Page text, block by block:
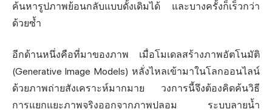
ค้นหารูปภาพย้อนกลับแบบดั้งเดิมได้ และบางครั้งก็เร็วกว่า
ด้วยซ้ำ
อีกด้านหนึ่งคือที่มาของภาพ เมื่อโมเดลสร้างภาพอัตโนมัติ
(Generative Image Models) หลั่งไหลเข้ามาในโลกออนไลน์
ด้วยภาพถ่ายสังเคราะห์มากมาย วงการนี้จึงต้องคิดค้นวิธี
การแยกแยะภาพจริงออกจากภาพปลอม ระบบลายน้ำ